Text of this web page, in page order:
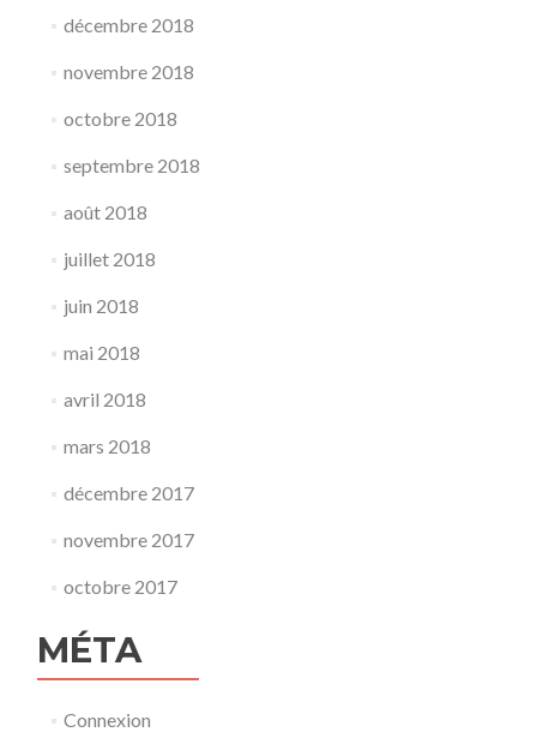
décembre 2018
novembre 2018
octobre 2018
septembre 2018
août 2018
juillet 2018
juin 2018
mai 2018
avril 2018
mars 2018
décembre 2017
novembre 2017
octobre 2017
MÉTA
Connexion